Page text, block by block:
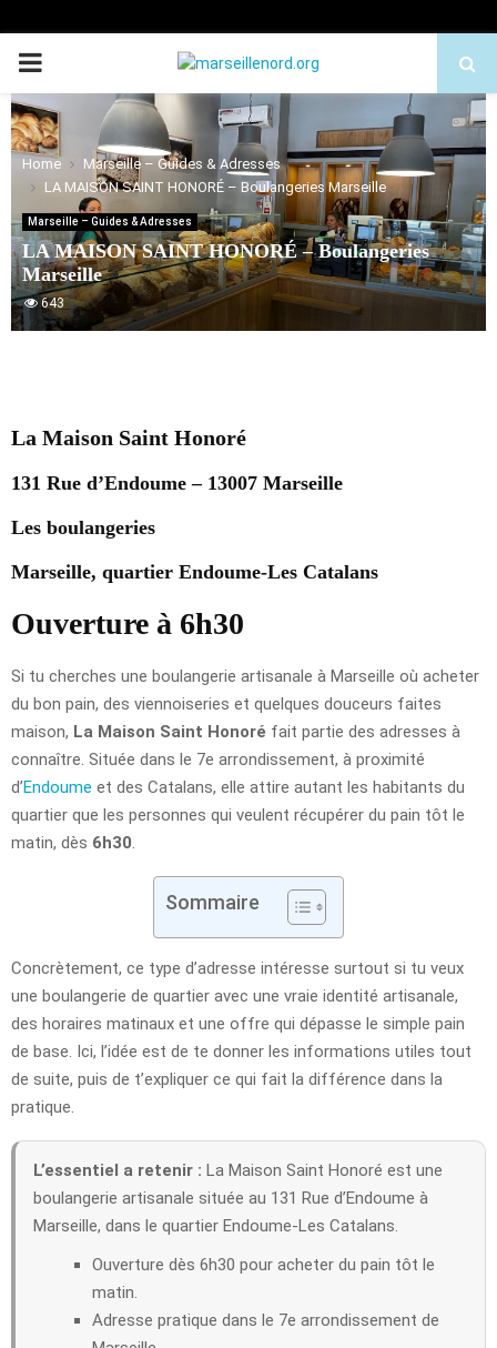
PRIMARY
MENU
Home
Marseille – Guides & Adresses
LA MAISON SAINT HONORÉ – Boulangeries Marseille
Marseille – Guides & Adresses
LA MAISON SAINT HONORÉ – Boulangeries
Marseille
643
La Maison Saint Honoré
131 Rue d’Endoume – 13007 Marseille
Les boulangeries
Marseille, quartier Endoume-Les Catalans
Ouverture à 6h30
Si tu cherches une boulangerie artisanale à Marseille où acheter
du bon pain, des viennoiseries et quelques douceurs faites
maison, La Maison Saint Honoré fait partie des adresses à
connaître. Située dans le 7e arrondissement, à proximité
d’Endoume et des Catalans, elle attire autant les habitants du
quartier que les personnes qui veulent récupérer du pain tôt le
matin, dès 6h30
Sommaire
Concrètement, ce type d’adresse intéresse surtout si tu veux
une boulangerie de quartier avec une vraie identité artisanale,
des horaires matinaux et une offre qui dépasse le simple pain
de base. Ici, l’idée est de te donner les informations utiles tout
de suite, puis de t’expliquer ce qui fait la différence dans la
pratique.
L’essentiel a retenir : La Maison Saint Honoré est une
boulangerie artisanale située au 131 Rue d’Endoume à
Marseille, dans le quartier Endoume-Les Catalans.
Ouverture dès 6h30 pour acheter du pain tôt le
matin.
Adresse pratique dans le 7e arrondissement de